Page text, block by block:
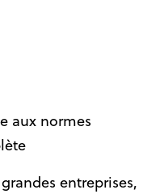
aux normes
entreprises,